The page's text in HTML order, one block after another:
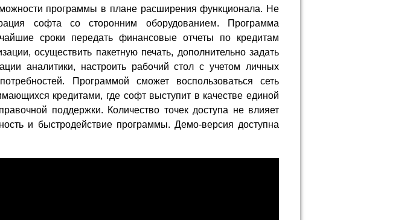
программы в плане расширения функционала. Не
софта со сторонним оборудованием. Программа
сроки передать финансовые отчеты по кредитам
осуществить пакетную печать, дополнительно задать
аналитики, настроить рабочий стол с учетом личных
Программой сможет воспользоваться сеть
кредитами, где софт выступит в качестве единой
поддержки. Количество точек доступа не влияет
и быстродействие программы. Демо-версия доступна